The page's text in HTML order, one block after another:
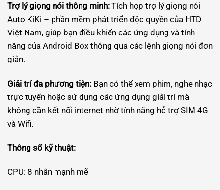
Trợ lý giọng nói thông minh: Tích hợp trợ lý giọng nói
Auto KiKi – phần mềm phát triển độc quyền của HTD
Việt Nam, giúp bạn điều khiển các ứng dụng và tính
năng của Android Box thông qua các lệnh giọng nói đơn
giản.
Giải trí đa phương tiện: Bạn có thể xem phim, nghe nhạc
trực tuyến hoặc sử dụng các ứng dụng giải trí mà
không cần kết nối internet nhờ tính năng hỗ trợ SIM 4G
và Wifi.
Thông số kỹ thuật:
CPU: 8 nhân mạnh mẽ